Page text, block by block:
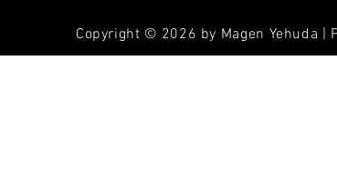
Copyright © 2026 by Magen Yehuda |